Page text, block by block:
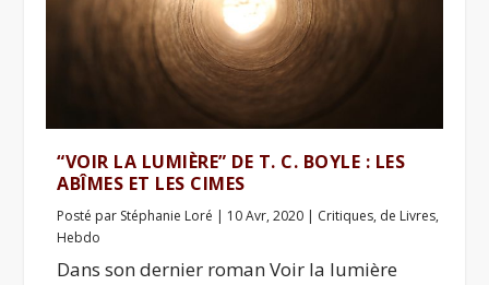
“VOIR LA LUMIÈRE” DE T. C. BOYLE : LES
ABÎMES ET LES CIMES
Posté par Stéphanie Loré | 10 Avr, 2020 | Critiques, de Livres,
Hebdo
Dans son dernier roman Voir la lumière